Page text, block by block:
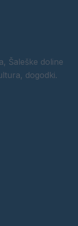
Šaleške doline
dogodki.